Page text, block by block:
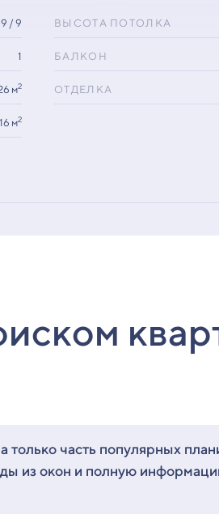
9 / 9
1
м2
16 м2
ВЫСОТА ПОТОЛКА
БАЛКОН
ОТДЕЛКА
часть популярных
из окон и полную